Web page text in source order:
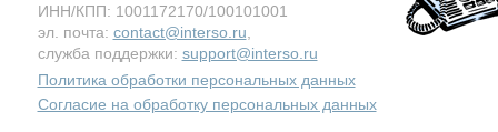
ИНН/КПП: 1001172170/100101001
эл. почта: contact@interso.ru
служба поддержки: support@interso.ru
Политика обработки персональных данных
Согласие на обработку персональных данных